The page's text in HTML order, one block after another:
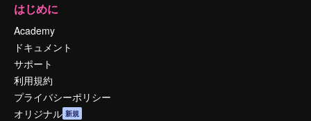
はじめに
Academy
ドキュメント
サポート
利用規約
プライバシーポリシー
オリジナル 新規